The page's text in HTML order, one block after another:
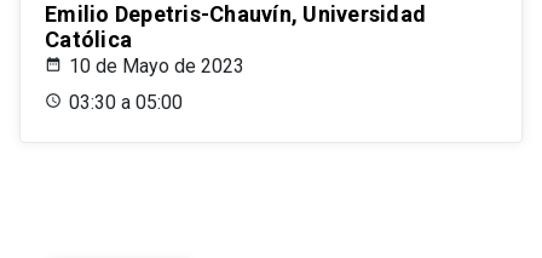
Emilio Depetris-Chauvín, Universidad
Católica
10 de Mayo de 2023
03:30 a 05:00